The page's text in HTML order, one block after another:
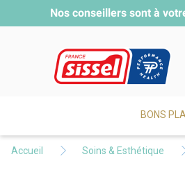
Nos conseillers sont à
BONS
Accueil Soins & Esthétique